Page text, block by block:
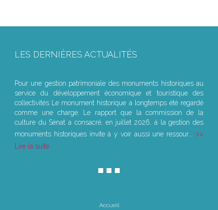
LES DERNIÈRES ACTUALITÉS
Pour une gestion patrimoniale des monuments historiques au
service du développement économique et touristique des
collectivités Le monument historique a longtemps été regardé
comme une charge. Le rapport que la commission de la
culture du Sénat a consacré, en juillet 2026, à la gestion des
monuments historiques invite à y voir aussi une ressour...
Lire la suite
Accueil